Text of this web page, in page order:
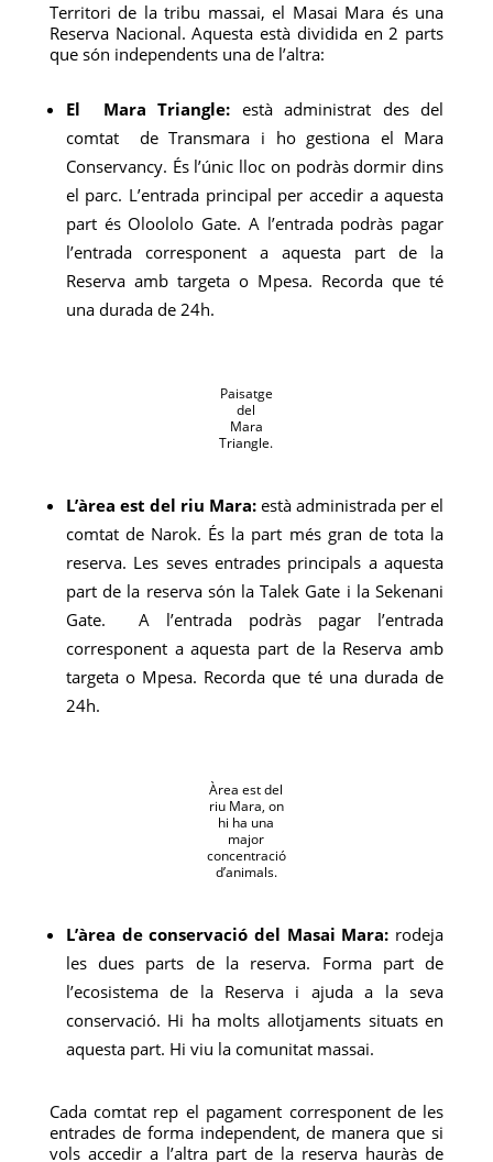
Territori de la tribu massai, el Masai Mara és una
Reserva Nacional. Aquesta està dividida en 2 parts
que són independents una de l’altra:
El Mara Triangle: està administrat des del
comtat de Transmara i ho gestiona el Mara
Conservancy. És l’únic lloc on podràs dormir dins
el parc. L’entrada principal per accedir a aquesta
part és Oloololo Gate. A l’entrada podràs pagar
l’entrada corresponent a aquesta part de la
Reserva amb targeta o Mpesa. Recorda que té
una durada de 24h.
Paisatge
del
Mara
Triangle.
L’àrea est del riu Mara: està administrada per el
comtat de Narok. És la part més gran de tota la
reserva. Les seves entrades principals a aquesta
part de la reserva són la Talek Gate i la Sekenani
Gate. A l’entrada podràs pagar l’entrada
corresponent a aquesta part de la Reserva amb
targeta o Mpesa. Recorda que té una durada de
24h.
Àrea est del
riu Mara, on
hi ha una
major
concentració
d’animals.
L’àrea de conservació del Masai Mara: rodeja
les dues parts de la reserva. Forma part de
l’ecosistema de la Reserva i ajuda a la seva
conservació. Hi ha molts allotjaments situats en
aquesta part. Hi viu la comunitat massai.
Cada comtat rep el pagament corresponent de les
entrades de forma independent, de manera que si
vols accedir a l’altra part de la reserva hauràs de